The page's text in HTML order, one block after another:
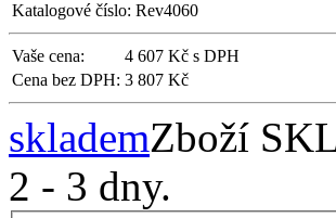
Katalogové číslo: Rev4060
Vaše cena:
4 607 Kč s DPH
Cena bez DPH: 3 807 Kč
sklademZboží
2 - 3 dny.